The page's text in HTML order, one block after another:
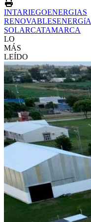
INTARIEGOENERGIAS
RENOVABLESENERGíA
SOLARCATAMARCA
LO
MÁS
LEÍDO